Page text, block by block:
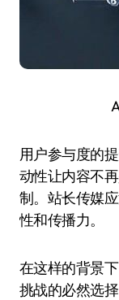
用户参与度的
动性让内容不
制。站长传媒
性和传播力。
在这样的背景
挑战的必然选